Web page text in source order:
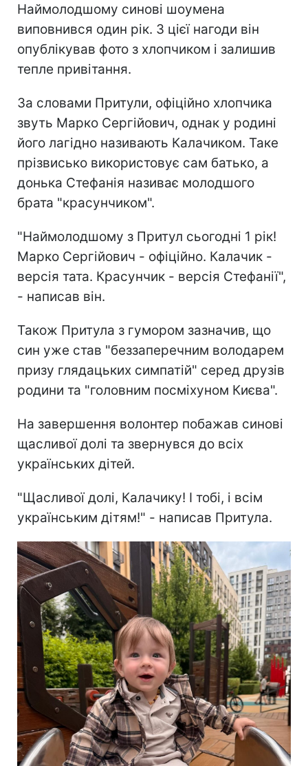
Наймолодшому синові шоумена
виповнився один рік. З цієї нагоди він
опублікував фото з хлопчиком і залишив
тепле привітання.
За словами Притули, офіційно хлопчика
звуть Марко Сергійович, однак у родині
його лагідно називають Калачиком. Таке
прізвисько використовує сам батько, а
донька Стефанія називає молодшого
брата "красунчиком".
"Наймолодшому з Притул сьогодні 1 рік!
Марко Сергійович - офіційно. Калачик -
версія тата. Красунчик - версія Стефанії",
- написав він.
Також Притула з гумором зазначив, що
син уже став "беззаперечним володарем
призу глядацьких симпатій" серед друзів
родини та "головним посміхуном Києва".
На завершення волонтер побажав синові
щасливої долі та звернувся до всіх
українських дітей.
"Щасливої долі, Калачику! І тобі, і всім
українським дітям!" - написав Притула.